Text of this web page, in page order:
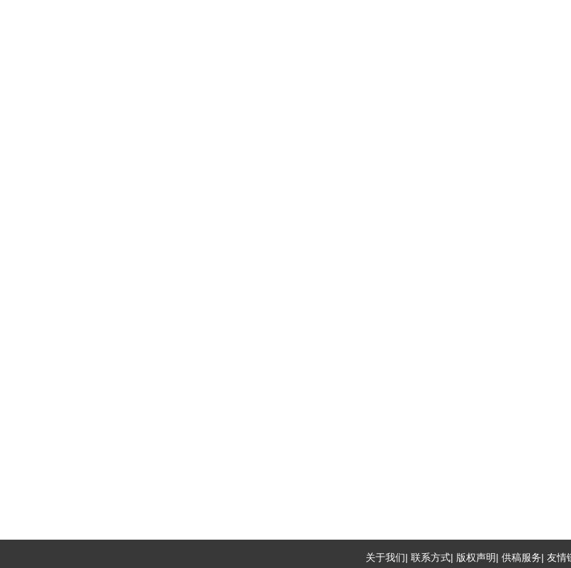
关于我们| 联系方式| 版权声明| 供稿服务| 友情